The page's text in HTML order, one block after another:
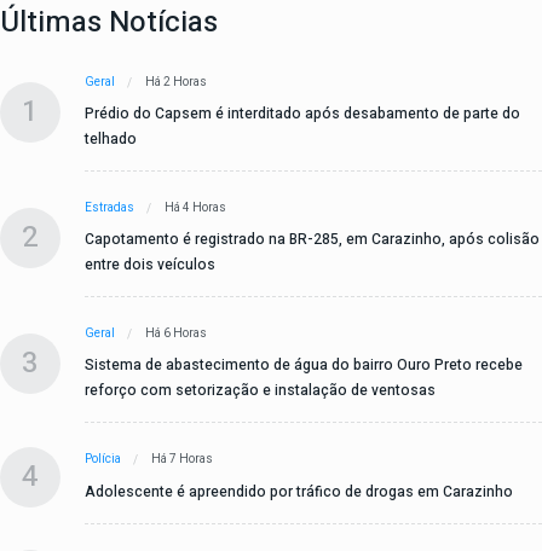
Últimas Notícias
1
Geral Há 2 Horas
Prédio do Capsem é interditado após desabamento de parte do
telhado
2
Estradas Há 4 Horas
Capotamento é registrado na BR-285, em Carazinho, após colisão
entre dois veículos
3
Geral Há 6 Horas
Sistema de abastecimento de água do bairro Ouro Preto recebe
reforço com setorização e instalação de ventosas
4 Polícia Há 7 Horas
Adolescente é apreendido por tráfico de drogas em Carazinho